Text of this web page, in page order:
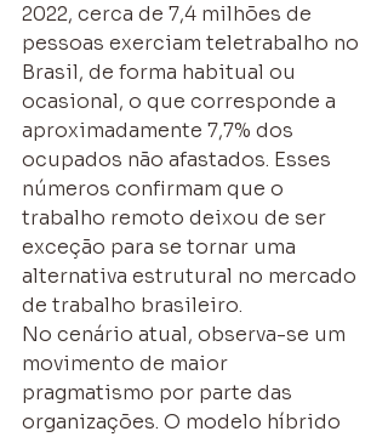
2022, cerca de 7,4 milhões de
pessoas exerciam teletrabalho no
Brasil, de forma habitual ou
ocasional, o que corresponde a
aproximadamente 7,7% dos
ocupados não afastados. Esses
números confirmam que o
trabalho remoto deixou de ser
exceção para se tornar uma
alternativa estrutural no mercado
de trabalho brasileiro.
No cenário atual, observa-se um
movimento de maior
pragmatismo por parte das
organizações. O modelo híbrido